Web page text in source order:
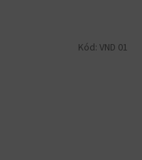
Kód: VND 01